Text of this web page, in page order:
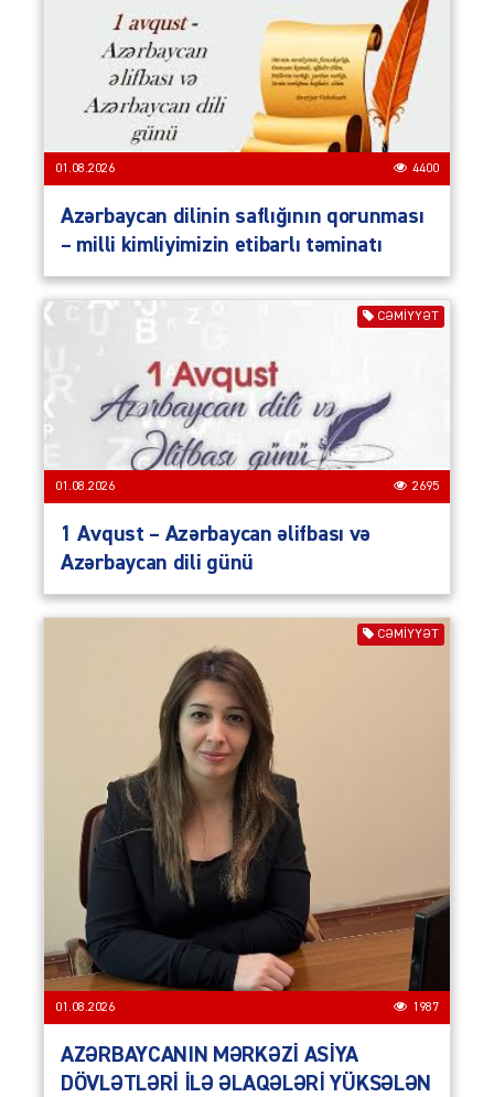
01.08.2026 4400
Azərbaycan dilinin saflığının qorunması
– milli kimliyimizin etibarlı təminatı
CƏMIYYƏT
01.08.2026 2695
1 Avqust – Azərbaycan əlifbası və
Azərbaycan dili günü
CƏMIYYƏT
01.08.2026 1987
AZƏRBAYCANIN MƏRKƏZİ ASİYA
DÖVLƏTLƏRİ İLƏ ƏLAQƏLƏRİ YÜKSƏLƏN